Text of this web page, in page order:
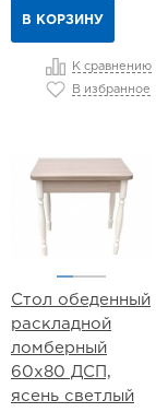
В КОРЗИНУ
К сравнению
В избранное
Стол обеденный
раскладной
ломберный
60х80 ДСП,
ясень светлый